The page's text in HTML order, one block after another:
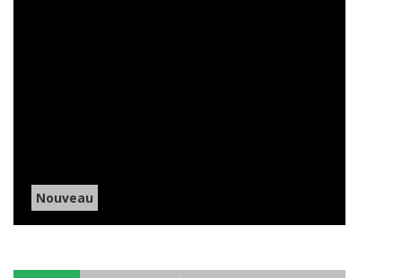
Nouveau